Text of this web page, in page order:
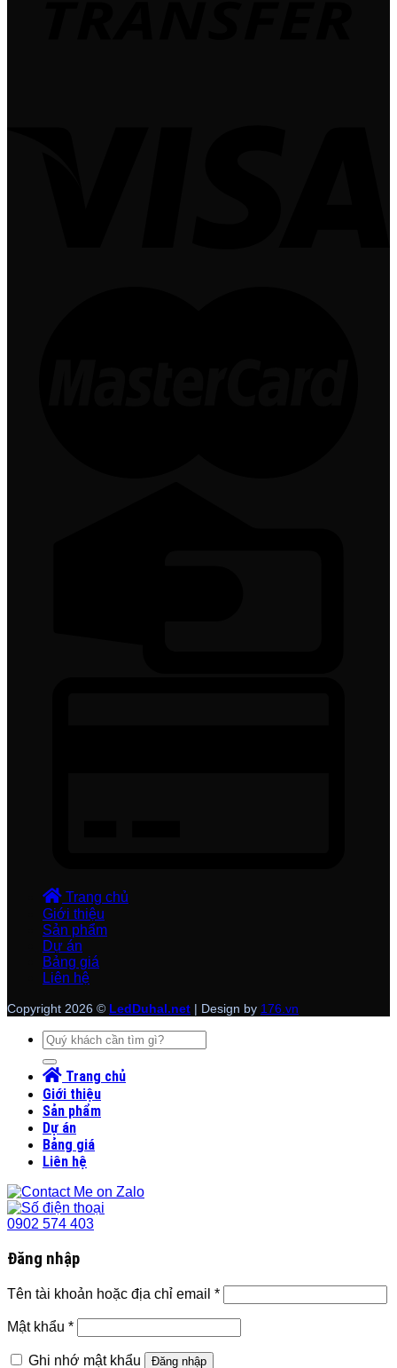
Trang chủ
Giới thiệu
Sản phẩm
Dự án
Bảng giá
Liên hệ
Copyright 2026 © LedDuhal.net | Design by 176.vn
Tìm
kiếm:
Trang chủ
Giới thiệu
Sản phẩm
Dự án
Bảng giá
Liên hệ
0902 574 403
Đăng nhập
Tên tài khoản hoặc địa chỉ email *
Mật khẩu *
Ghi nhớ mật khẩu Đăng nhập